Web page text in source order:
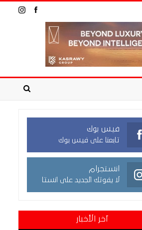
فيس بوك
تابعنا على فيس بوك
انستجرام
لا يفوتك الجديد على انستا
آخر الأخبار